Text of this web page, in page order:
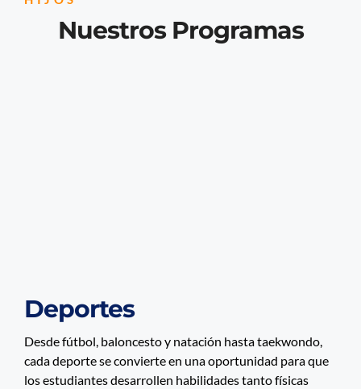
Nuestros Programas
Deportes
Desde fútbol, baloncesto y natación hasta taekwondo,
cada deporte se convierte en una oportunidad para que
los estudiantes desarrollen habilidades tanto físicas